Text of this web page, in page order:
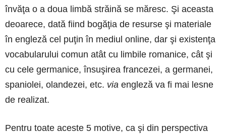
învăţa o a doua limbă străină se măresc. Şi aceasta
deoarece, dată fiind bogăţia de resurse şi materiale
în engleză cel puţin în mediul online, dar şi existenţa
vocabularului comun atât cu limbile romanice, cât şi
cu cele germanice, însuşirea francezei, a germanei,
spaniolei, olandezei, etc. via engleză va fi mai lesne
de realizat.
Pentru toate aceste 5 motive, ca şi din perspectiva